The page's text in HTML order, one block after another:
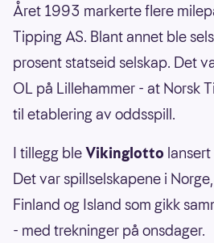
Året 1993 markerte flere
Tipping AS. Blant annet ble
prosent statseid selskap. Det
OL på Lillehammer - at Norsk
til etablering av oddsspill.
I tillegg bleVikinglotto
Det var spillselskapene i
Finland og Island som gikk
- med trekninger på onsdager.